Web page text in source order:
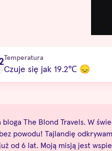
Temperatura
Czuje się jak 19.2℃ 😞
The Blond Travels. W
powodu! Tajlandię
od 6 lat. Moją misją jest